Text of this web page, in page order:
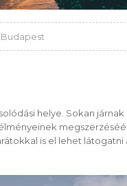
Budapest
helye. Sokan járnak
is el lehet